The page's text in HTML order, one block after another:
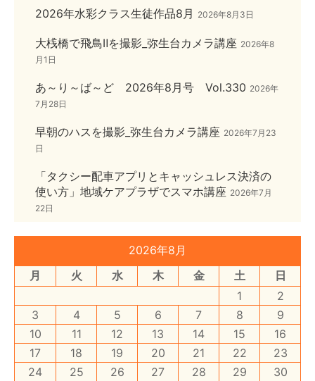
2026年水彩クラス生徒作品8月 2026年8月3日
大桟橋で飛鳥Ⅱを撮影_弥生台カメラ講座 2026年8
月1日
あ～り～ば～ど 2026年8月号 Vol.330 2026年
7月28日
早朝のハスを撮影_弥生台カメラ講座 2026年7月23
日
「タクシー配車アプリとキャッシュレス決済の
使い方」地域ケアプラザでスマホ講座 2026年7月
22日
2026年8月
月
火 水 木 金 土
日
1
2
3
4 5 6 7 8
9
10
11 12 13 14 15
16
17
18 19 20 21 22
23
24
25 26 27 28 29
30